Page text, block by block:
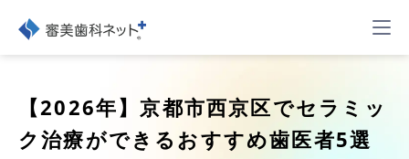
【2026年】京都市西京区でセラミッ
ク治療ができるおすすめ歯医者5選